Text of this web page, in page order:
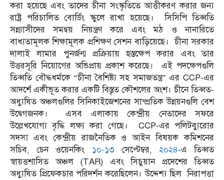
করা হয়েছে এবং তাদের চীনা সংস্কৃতিতে আত্তীকরণ করার জন্য
রাষ্ট্র পরিচালিত বোর্ডিং স্কুলে রাখা হয়েছে। সিসিপি তিব্বতি
সন্ন্যাসীদের সমন্বয় নিয়ন্ত্রণ করে এবং মঠ ও নানারিতে
বাধ্যতামূলক শিক্ষামূলক প্রশিক্ষণ সেশন বাড়িয়েছে। চীনা সরকার
দালাই লামার পুনর্জন্ম প্রক্রিয়ায় হস্তক্ষেপ করার এবং তার
উত্তরসূরি নিয়োগের অভিপ্রায় প্রকাশ করেছে। এই পদক্ষেপগুলি
তিব্বতি বৌদ্ধধর্মকে “চীনা বৈশিষ্ট্য সহ সমাজতন্ত্র” এর CCP-এর
আদর্শে একীভূত করার একটি বিস্তৃত কৌশলের অংশ। চীনে তিব্বত-
অধ্যুষিত অঞ্চলগুলির সিনিকাইজেশনের সাম্প্রতিক উন্নয়নগুলি বেশ
উদ্বেগজনক। এসব এলাকায় কেন্দ্রীয় নেতাদের সফরে
উল্লেখযোগ্য বৃদ্ধি লক্ষ্য করা গেছে। CCP-এর পলিটব্যুরোর
সদস্য এবং কেন্দ্রীয় রাজনৈতিক ও আইন বিষয়ক কমিশনের
সচিব, চেন ওয়েনকিং
১০-১৩ সেপ্টেম্বর, ২০২৪-এ তিব্বত
স্বায়ত্তশাসিত অঞ্চল (TAR) এবং সিচুয়ান প্রদেশের তিব্বত
অধ্যুষিত প্রিফেকচার পরিদর্শন করেছিলেন। উদ্দেশ্য ছিল নিরাপত্তা